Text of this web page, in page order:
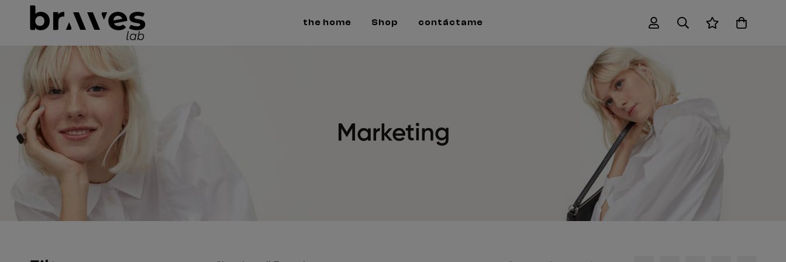
the home Shop contáctame
Marketing